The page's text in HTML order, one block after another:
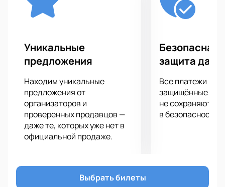
Уникальные
предложения
Находим уникальные
предложения от
организаторов и
проверенных продавцов —
даже те, которых уже нет в
официальной продаже.
Безопасная
защита
Все платежи
защищённые
не сохраняются
в безопасности.
Выбрать билеты